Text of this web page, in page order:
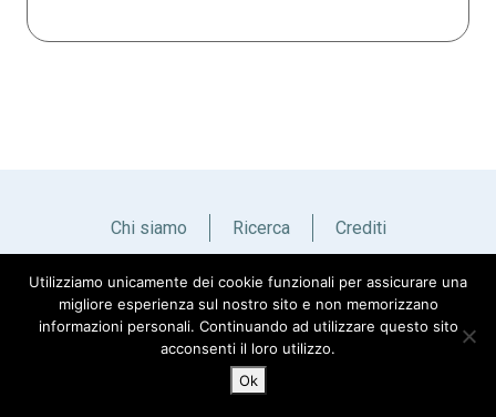
Chi siamo Ricerca Crediti
Italiano English
Utilizziamo unicamente dei cookie funzionali per assicurare una
migliore esperienza sul nostro sito e non memorizzano
informazioni personali. Continuando ad utilizzare questo sito
acconsenti il loro utilizzo.
Ok